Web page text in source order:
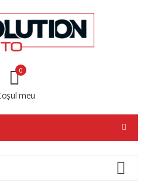
meu
0